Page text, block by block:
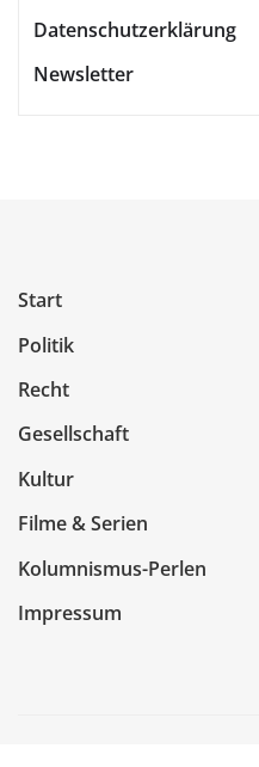
Datenschutzerklärung
Newsletter
Start
Politik
Recht
Gesellschaft
Kultur
Filme & Serien
Kolumnismus-Perlen
Impressum